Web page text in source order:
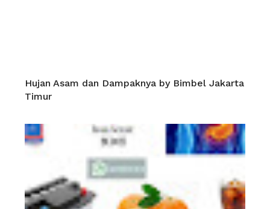
Hujan Asam dan Dampaknya by Bimbel Jakarta
Timur